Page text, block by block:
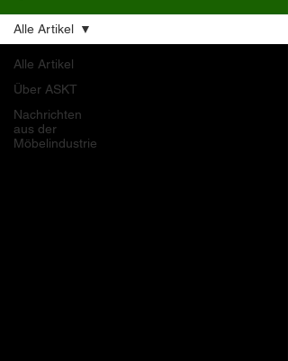
Alle Artikel
Über ASKT
Nachrichten
aus der
Möbelindustrie
Alle Artikel